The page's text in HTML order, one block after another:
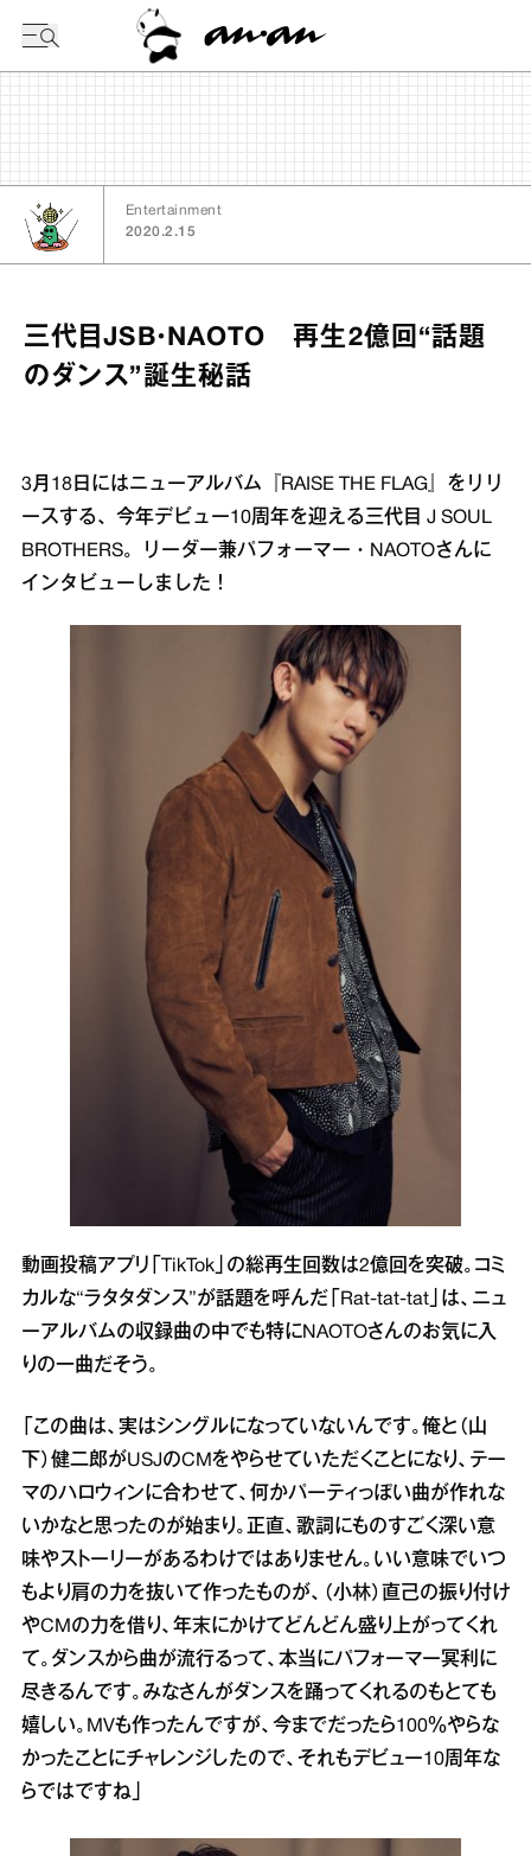
Entertainment
2020.2.15
三代目JSB・NAOTO 再生2億回“話題
のダンス”誕生秘話
3月18日にはニューアルバム『RAISE THE FLAG』をリリ
ースする、今年デビュー10周年を迎える三代目 J SOUL
BROTHERS。リーダー兼パフォーマー・NAOTOさんに
インタビューしました！
動画投稿アプリ「TikTok」の総再生回数は2億回を突破。コミ
カルな“ラタタダンス”が話題を呼んだ「Rat‐tat‐tat」は、ニュ
ーアルバムの収録曲の中でも特にNAOTOさんのお気に入
りの一曲だそう。
「この曲は、実はシングルになっていないんです。俺と（山
下）健二郎がUSJのCMをやらせていただくことになり、テー
マのハロウィンに合わせて、何かパーティっぽい曲が作れな
いかなと思ったのが始まり。正直、歌詞にものすごく深い意
味やストーリーがあるわけではありません。いい意味でいつ
もより肩の力を抜いて作ったものが、（小林）直己の振り付け
やCMの力を借り、年末にかけてどんどん盛り上がってくれ
て。ダンスから曲が流行るって、本当にパフォーマー冥利に
尽きるんです。みなさんがダンスを踊ってくれるのもとても
嬉しい。MVも作ったんですが、今までだったら100％やらな
かったことにチャレンジしたので、それもデビュー10周年な
らではですね」